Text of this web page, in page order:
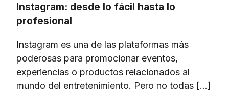
Instagram: desde lo fácil hasta lo
profesional
Instagram es una de las plataformas más
poderosas para promocionar eventos,
experiencias o productos relacionados al
mundo del entretenimiento. Pero no todas […]